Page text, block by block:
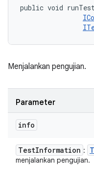
public void
Menjalankan pengujian.
Parameter
info
TestInformation :
menjalankan pengujian.